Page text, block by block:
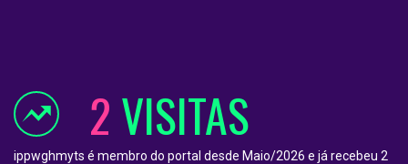
2VISITAS
ippwghmyts é membro do portal desde Maio/2026 e já recebeu 2